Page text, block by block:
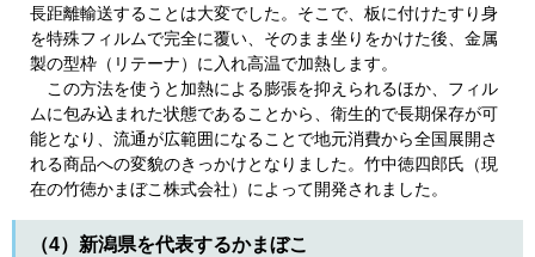
長距離輸送することは大変でした。そこで、板に付けたすり身
を特殊フィルムで完全に覆い、そのまま坐りをかけた後、金属
製の型枠（リテーナ）に入れ高温で加熱します。
この方法を使うと加熱による膨張を抑えられるほか、フィル
ムに包み込まれた状態であることから、衛生的で長期保存が可
能となり、流通が広範囲になることで地元消費から全国展開さ
れる商品への変貌のきっかけとなりました。竹中徳四郎氏（現
在の竹徳かまぼこ株式会社）によって開発されました。
（4）新潟県を代表するかまぼこ